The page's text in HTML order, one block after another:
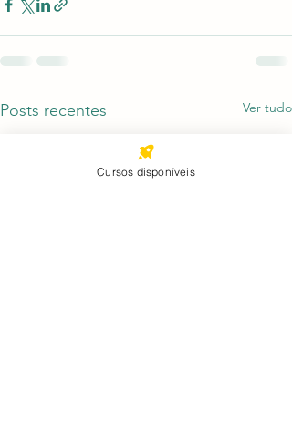
Posts recentes Ver tudo
Cursos disponíveis